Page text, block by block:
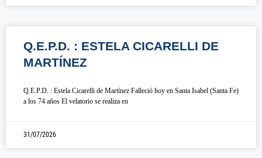
Q.E.P.D. : ESTELA CICARELLI DE
MARTÍNEZ
Q.E.P.D. : Estela Cicarelli de Martínez Falleció hoy en Santa Isabel (Santa Fe)
a los 74 años El velatorio se realiza en
31/07/2026